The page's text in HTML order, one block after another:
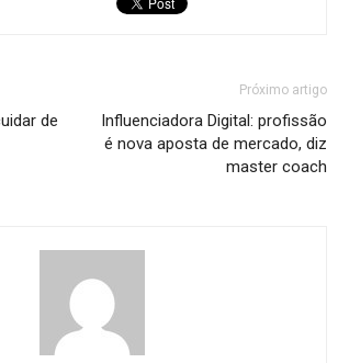
de
Próximo artigo
Influenciadora Digital: profissão
é nova aposta de mercado, diz
master coach